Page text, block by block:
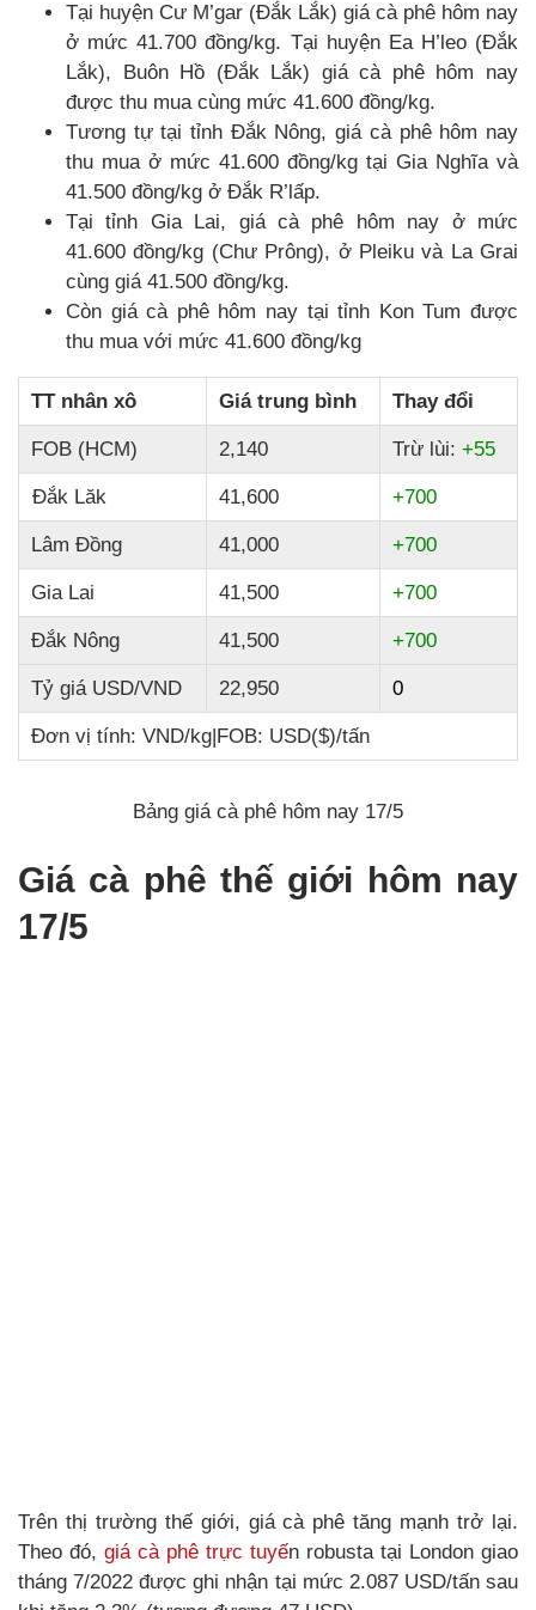
Tại huyện Cư M’gar (Đắk Lắk) giá cà phê hôm nay
ở mức 41.700 đồng/kg. Tại huyện Ea H’leo (Đắk
Lắk), Buôn Hồ (Đắk Lắk) giá cà phê hôm nay
được thu mua cùng mức 41.600 đồng/kg.
Tương tự tại tỉnh Đắk Nông, giá cà phê hôm nay
thu mua ở mức 41.600 đồng/kg tại Gia Nghĩa và
41.500 đồng/kg ở Đắk R’lấp.
Tại tỉnh Gia Lai, giá cà phê hôm nay ở mức
41.600 đồng/kg (Chư Prông), ở Pleiku và La Grai
cùng giá 41.500 đồng/kg.
Còn giá cà phê hôm nay tại tỉnh Kon Tum được
thu mua với mức 41.600 đồng/kg
TT nhân xô Giá trung bình Thay đổi
FOB (HCM) 2,140 Trừ lùi: +55
Đắk Lăk 41,600 +700
Lâm Đồng 41,000 +700
Gia Lai 41,500 +700
Đắk Nông 41,500 +700
Tỷ giá USD/VND 22,950 0
Đơn vị tính: VND/kg|FOB: USD($)/tấn
Bảng giá cà phê hôm nay 17/5
Giá cà phê thế giới hôm nay
17/5
Trên thị trường thế giới, giá cà phê tăng mạnh trở lại.
Theo đó, giá cà phê trực tuyến robusta tại London giao
tháng 7/2022 được ghi nhận tại mức 2.087 USD/tấn sau